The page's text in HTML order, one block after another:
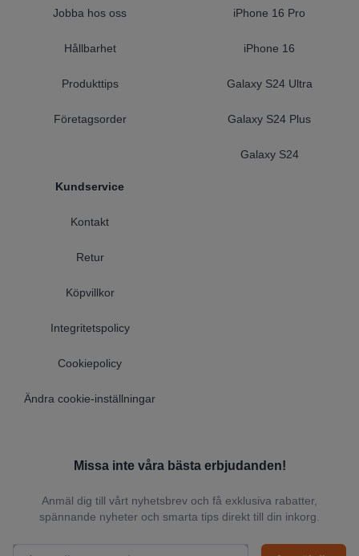
Jobba hos oss
Hållbarhet
Produkttips
Företagsorder
Kundservice
Kontakt
Retur
Köpvillkor
Integritetspolicy
Cookiepolicy
Ändra cookie-inställningar
iPhone 16 Pro
iPhone 16
Galaxy S24 Ultra
Galaxy S24 Plus
Galaxy S24
Missa inte våra bästa erbjudanden!
Anmäl dig till vårt nyhetsbrev och få exklusiva rabatter,
spännande nyheter och smarta tips direkt till din inkorg.